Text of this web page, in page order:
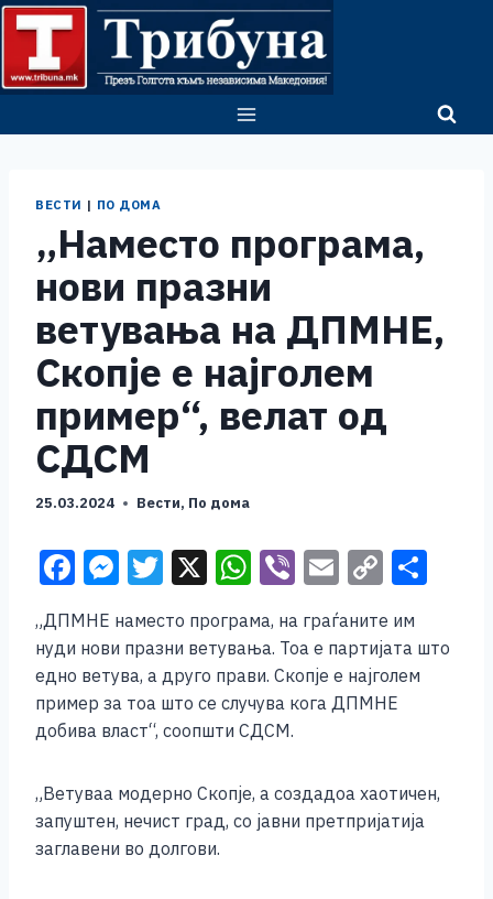
Skip
content
ВЕСТИ | ПО ДОМА
„Наместо програма,
нови празни
ветувања на ДПМНЕ,
Скопје е најголем
пример“, велат од
СДСМ
25.03.2024 Вести, По дома
F
a
c
e
b
o
o
k
M
ss
e
n
g
er
T
tt
er
X W
at
s
A
p
p
Vi
er
E
ai
l
C
p
y
Li
k
ar
„ДПМНЕ наместо програма, на граѓаните им
нуди нови празни ветувања. Тоа е партијата што
едно ветува, а друго прави. Скопје е најголем
пример за тоа што се случува кога ДПМНЕ
добива власт“, соопшти СДСМ.
„Ветуваа модерно Скопје, а создадоа хаотичен,
запуштен, нечист град, со јавни претпријатија
заглавени во долгови.